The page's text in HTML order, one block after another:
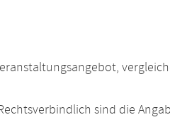
sind die